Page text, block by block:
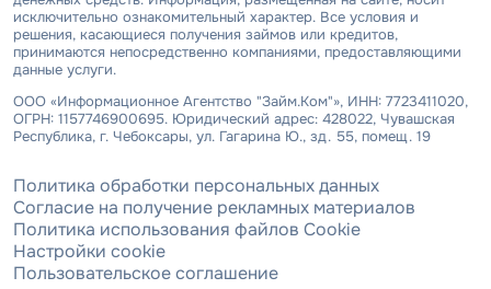
исключительно ознакомительный характер. Все условия и
решения, касающиеся получения займов или кредитов,
принимаются непосредственно компаниями, предоставляющими
данные услуги.
ООО «Информационное Агентство "Займ.Ком"», ИНН: 7723411020,
ОГРН: 1157746900695. Юридический адрес: 428022, Чувашская
Республика, г. Чебоксары, ул. Гагарина Ю., зд. 55, помещ. 19
Политика обработки персональных данных
Согласие на получение рекламных материалов
Политика использования файлов Cookie
Настройки cookie
Пользовательское соглашение